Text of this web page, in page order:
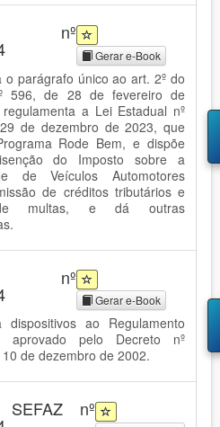
nº
Gerar e-Book
o parágrafo único ao art. 2º do
596, de 28 de fevereiro de
a Lei Estadual nº
de dezembro de 2023, que
Rode Bem, e dispõe
do Imposto sobre a
de Veículos Automotores
de créditos tributários e
multas, e dá outras
nº
Gerar e-Book
dispositivos ao Regulamento
aprovado pelo Decreto nº
de dezembro de 2002.
SEFAZ nº